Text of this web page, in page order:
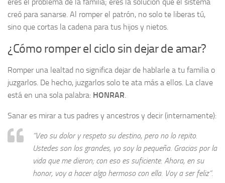
creó para sanarse. Al romper el patrón, no solo te liberas tú,
sino que cortas la cadena para tus hijos y nietos.
¿Cómo romper el ciclo sin dejar de amar?
Romper una lealtad no significa dejar de hablarle a tu familia o
juzgarlos. De hecho, juzgarlos solo te ata más a ellos. La clave
está en una sola palabra: HONRAR
Sanar es mirar a tus padres y ancestros y decir (internamente):
“Veo su dolor y respeto su destino, pero no lo repito.
Ustedes son los grandes, yo soy la pequeña. Gracias por la
vida que me dieron; con eso es suficiente. Ahora, en su
honor, voy a hacer algo hermoso con ella. Voy a ser feliz”.